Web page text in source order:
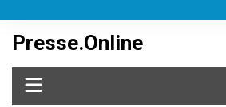
content
Presse.Online